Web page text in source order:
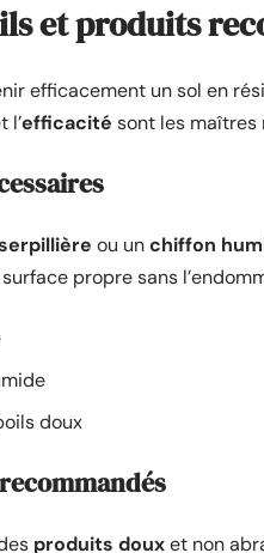
et produits
efficacement un sol en
l’efficacité sont les maîtres
ou unchiffon
propre sans
doux
produits douxet non